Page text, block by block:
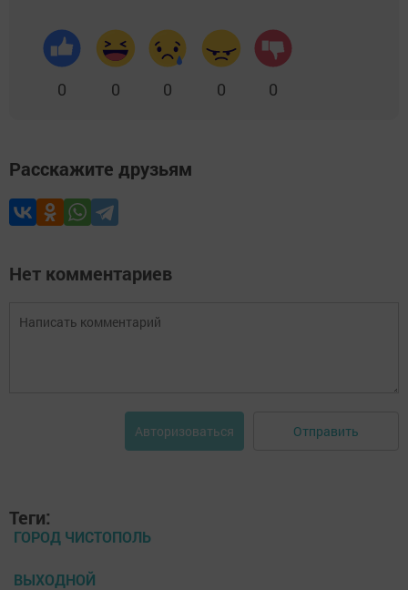
0 0 0 0 0
Расскажите друзьям
Нет комментариев
Авторизоваться Отправить
Теги:
ГОРОД ЧИСТОПОЛЬ
ВЫХОДНОЙ